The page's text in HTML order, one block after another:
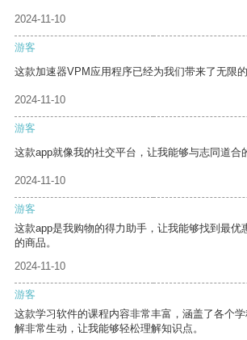
2024-11-10
游客
这款加速器VPM应用程序已经为我们带来了无限的
2024-11-10
游客
这款app就像我的社交平台，让我能够与志同道合
2024-11-10
游客
这款app是我购物的得力助手，让我能够找到最优
的商品。
2024-11-10
游客
这款学习软件的课程内容非常丰富，涵盖了各个
解非常生动，让我能够轻松理解知识点。